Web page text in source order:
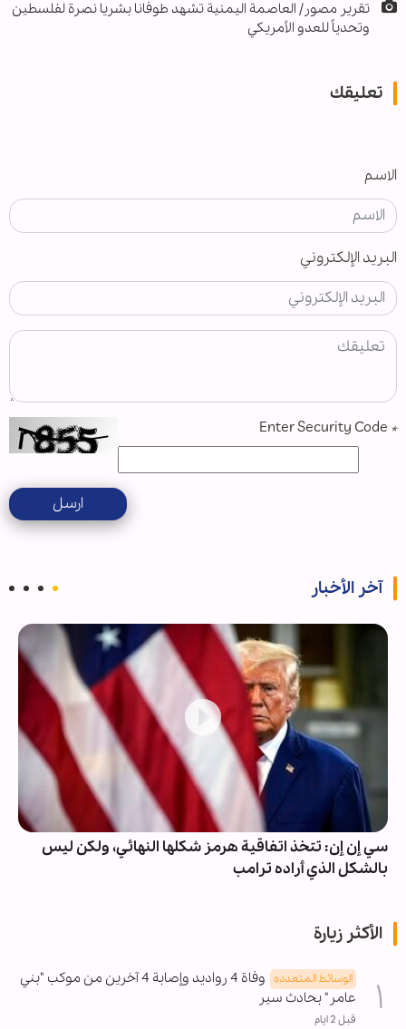
تقرير مصور/ العاصمة اليمنية تشهد طوفانا بشريا نصرة لفلسطين
وتحدياً للعدو الأمريكي
تعليقك
الاسم
البريد الإلكتروني
*
ارسل
آخر الأخبار
سي إن إن: تتخذ اتفاقية هرمز شكلها النهائي، ولكن ليس
بالشكل الذي أراده ترامب
الأكثر زيارة
الوسائط المتعدده
وفاة 4 رواديد وإصابة 4 آخرين من موكب "بني
عامر" بحادث سير
قبل 2 ايام